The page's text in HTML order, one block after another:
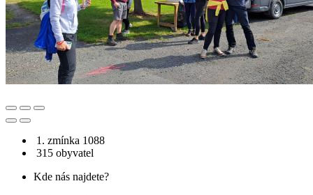
1. zmínka 1088
315 obyvatel
Kde nás najdete?